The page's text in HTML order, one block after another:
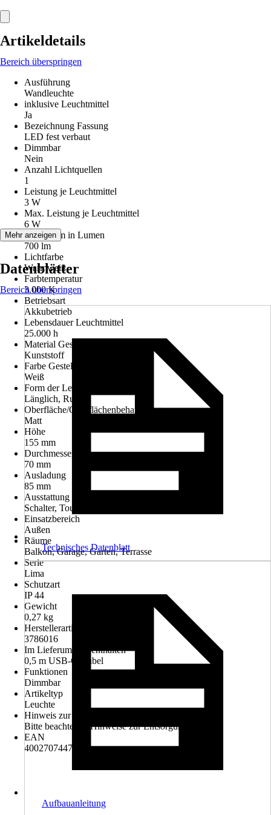
Artikeldetails
Bereich überspringen
Ausführung
Wandleuchte
inklusive Leuchtmittel
Ja
Bezeichnung Fassung
LED fest verbaut
Dimmbar
Nein
Anzahl Lichtquellen
1
Leistung je Leuchtmittel
3 W
Max. Leistung je Leuchtmittel
6 W
Lichtstrom in Lumen
700 lm
Lichtfarbe
Warmweiß
Farbtemperatur
3.000 K
Betriebsart
Akkubetrieb
Lebensdauer Leuchtmittel
25.000 h
Material Gestell
Kunststoff
Farbe Gestell
Weiß
Form der Leuchte
Länglich, Rund
Oberfläche/Oberflächenbehandlung
Matt
Höhe
155 mm
Durchmesser
70 mm
Ausladung
85 mm
Ausstattung
Schalter, Touchdimmer, USB
Einsatzbereich
Außen
Räume
Balkon, Garage, Garten, Terrasse
Serie
Lima
Schutzart
IP 44
Gewicht
0,27 kg
Herstellerartikelnummer
3786016
Im Lieferumfang enthalten
0,5 m USB-C-Kabel
Funktionen
Dimmbar
Artikeltyp
Leuchte
Hinweis zur Entsorgung
Bitte beachte die Hinweise zur Entsorgung
EAN
4002707447344
Mehr anzeigen
Datenblätter
Bereich überspringen
Technisches Datenblatt
Aufbauanleitung